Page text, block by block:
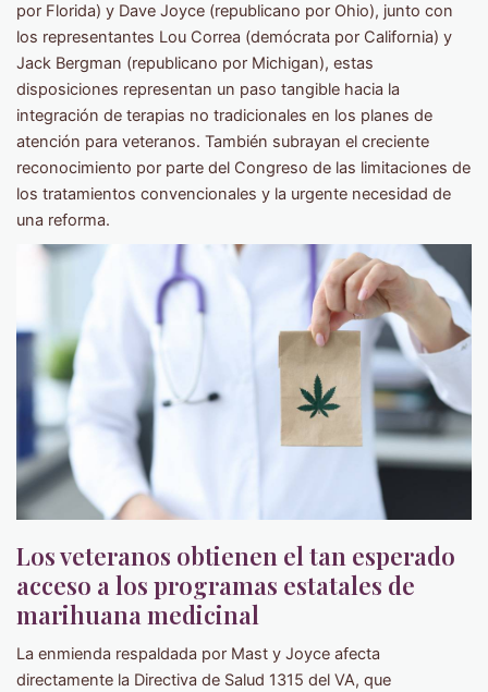
por Florida) y Dave Joyce (republicano por Ohio), junto con
los representantes Lou Correa (demócrata por California) y
Jack Bergman (republicano por Michigan), estas
disposiciones representan un paso tangible hacia la
integración de terapias no tradicionales en los planes de
atención para veteranos. También subrayan el creciente
reconocimiento por parte del Congreso de las limitaciones de
los tratamientos convencionales y la urgente necesidad de
una reforma.
Los veteranos obtienen el tan esperado
acceso a los programas estatales de
marihuana medicinal
La enmienda respaldada por Mast y Joyce afecta
directamente la Directiva de Salud 1315 del VA, que